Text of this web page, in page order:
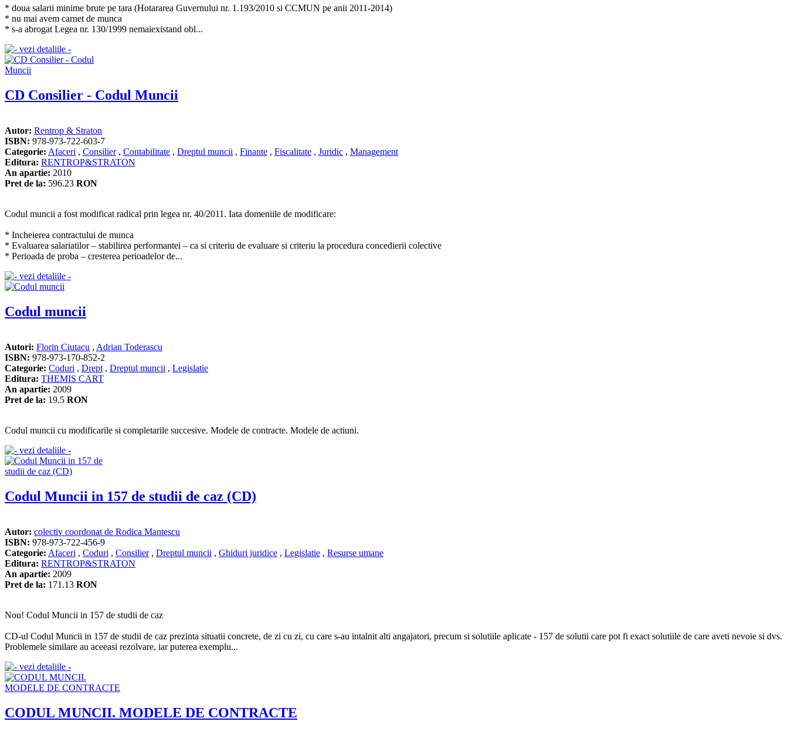
* doua salarii minime brute pe tara (Hotararea Guvernului nr. 1.193/2010 si CCMUN pe anii 2011-2014)
* nu mai avem carnet de munca
* s-a abrogat Legea nr. 130/1999 nemaiexistand obl...
CD Consilier - Codul Muncii
Autor: Rentrop & Straton
ISBN: 978-973-722-603-7
Categorie: Afaceri , Consilier, Contabilitate , Dreptul muncii , Finante , Fiscalitate , Juridic , Management
Editura: RENTROP&STRATON
An apartie: 2010
Pret de la: 596.23 RON
Codul muncii a fost modificat radical prin legea nr. 40/2011. Iata domeniile de modificare:
* Incheierea contractului de munca
* Evaluarea salariatilor – stabilirea performantei – ca si criteriu de evaluare si criteriu la procedura concedierii colective
* Perioada de proba – cresterea perioadelor de...
Codul muncii
Autori: Florin Ciutacu , Adrian Toderascu
ISBN: 978-973-170-852-2
Categorie: Coduri , Drept , Dreptul muncii , Legislatie
Editura: THEMIS CART
An apartie: 2009
Pret de la: 19.5 RON
Codul muncii cu modificarile si completarile succesive. Modele de contracte. Modele de actiuni.
Codul Muncii in 157 de studii de caz (CD)
Autor: colectiv coordonat de Rodica Mantescu
ISBN: 978-973-722-456-9
Categorie: Afaceri , Coduri , Consilier, Dreptul muncii , Ghiduri juridice , Legislatie , Resurse umane
Editura: RENTROP&STRATON
An apartie: 2009
Pret de la: 171.13 RON
Nou! Codul Muncii in 157 de studii de caz
CD-ul Codul Muncii in 157 de studii de caz prezinta situatii concrete, de zi cu zi, cu care s-au intalnit alti angajatori, precum si solutiile aplicate - 157 de solutii care pot fi exact solutiile de care aveti nevoie si dvs.
Problemele similare au aceeasi rezolvare, iar puterea exemplu...
CODUL MUNCII. MODELE DE CONTRACTE